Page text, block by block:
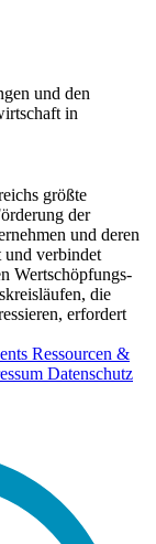
und den
in
größte
der
und deren
verbindet
Wertschöpfungs-
die
erfordert
Ressourcen &
Datenschutz